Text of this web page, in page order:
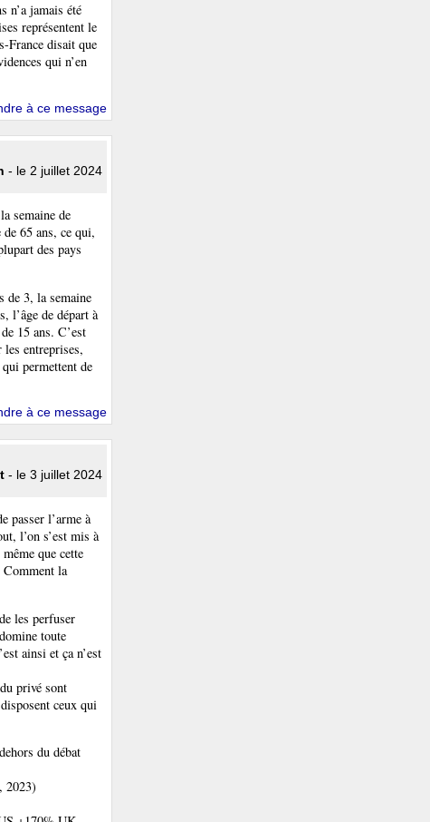
n’a jamais été
représentent le
France disait que
qui n’en
à ce message
- le 2 juillet 2024
semaine de
65 ans, ce qui,
des pays
de 3, la semaine
l’âge de départ à
15 ans. C’est
entreprises,
permettent de
à ce message
- le 3 juillet 2024
passer l’arme à
l’on s’est mis à
que cette
Comment la
les perfuser
toute
ainsi et ça n’est
privé sont
ceux qui
du débat
2023)